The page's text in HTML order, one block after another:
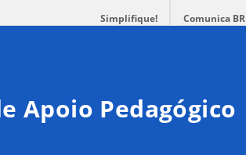
Simplifique! Comunica BR
Apoio Pedagógico